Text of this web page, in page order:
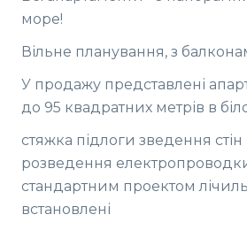
море!
Вільне планування, з
У продажу представлені
до 95 квадратних метрів в
стяжка підлоги зведення
розведення електропроводки
стандартним проектом
встановлені